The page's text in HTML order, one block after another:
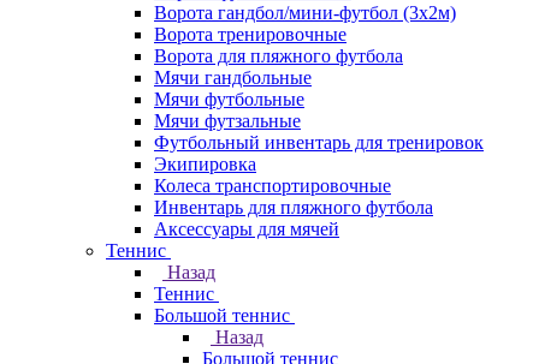
Ворота гандбол/мини-футбол (3х2м)
Ворота тренировочные
Ворота для пляжного футбола
Мячи гандбольные
Мячи футбольные
Мячи футзальные
Футбольный инвентарь для тренировок
Экипировка
Колеса транспортировочные
Инвентарь для пляжного футбола
Аксессуары для мячей
Теннис
Назад
Теннис
Большой теннис
Назад
Большой теннис